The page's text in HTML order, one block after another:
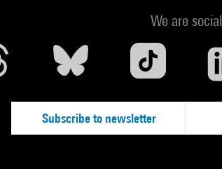
We are social
Subscribe to newsletter